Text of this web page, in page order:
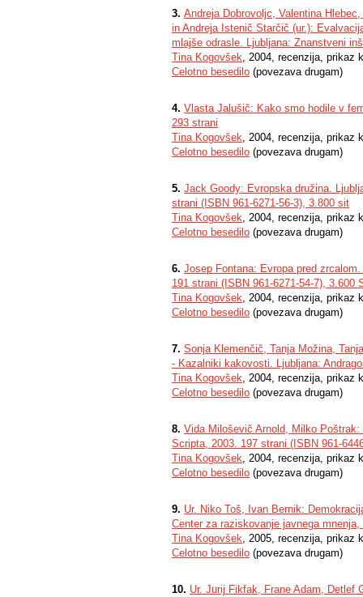
3. Andreja Dobrovoljc, Valentina
in Andreja Istenič Starčič (ur.):
mlajše odrasle. Ljubljana: Znanstveni
Tina Kogovšek, 2004, recenzija, prikaz
Celotno besedilo (povezava drugam)
4. Vlasta Jalušič: Kako smo hodile v
293 strani
Tina Kogovšek, 2004, recenzija, prikaz
Celotno besedilo (povezava drugam)
5. Jack Goody: Evropska družina.
strani (ISBN 961-6271-56-3), 3.800 sit
Tina Kogovšek, 2004, recenzija, prikaz
Celotno besedilo (povezava drugam)
6. Josep Fontana: Evropa pred
191 strani (ISBN 961-6271-54-7), 3.600
Tina Kogovšek, 2004, recenzija, prikaz
Celotno besedilo (povezava drugam)
7. Sonja Klemenčič, Tanja Možina,
- Kazalniki kakovosti. Ljubljana:
Tina Kogovšek, 2004, recenzija, prikaz
Celotno besedilo (povezava drugam)
8. Vida Miloševič Arnold, Milko
Scripta, 2003. 197 strani (ISBN 961-
Tina Kogovšek, 2004, recenzija, prikaz
Celotno besedilo (povezava drugam)
9. Ur. Niko Toš, Ivan Bernik:
Center za raziskovanje javnega
Tina Kogovšek, 2005, recenzija, prikaz
Celotno besedilo (povezava drugam)
10. Ur. Jurij Fikfak, Frane Adam, Detlef